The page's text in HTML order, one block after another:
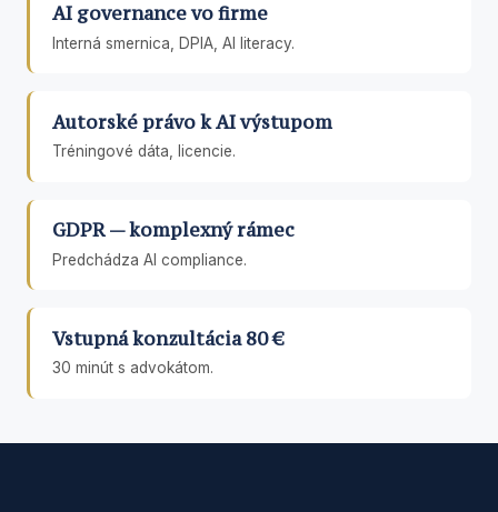
AI governance vo firme
Interná smernica, DPIA, AI literacy.
Autorské právo k AI výstupom
Tréningové dáta, licencie.
GDPR — komplexný rámec
Predchádza AI compliance.
Vstupná konzultácia 80 €
30 minút s advokátom.